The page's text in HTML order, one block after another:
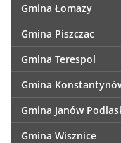
Gmina Łomazy
Gmina Piszczac
Gmina Terespol
Gmina
Gmina Janów
Gmina Wisznice